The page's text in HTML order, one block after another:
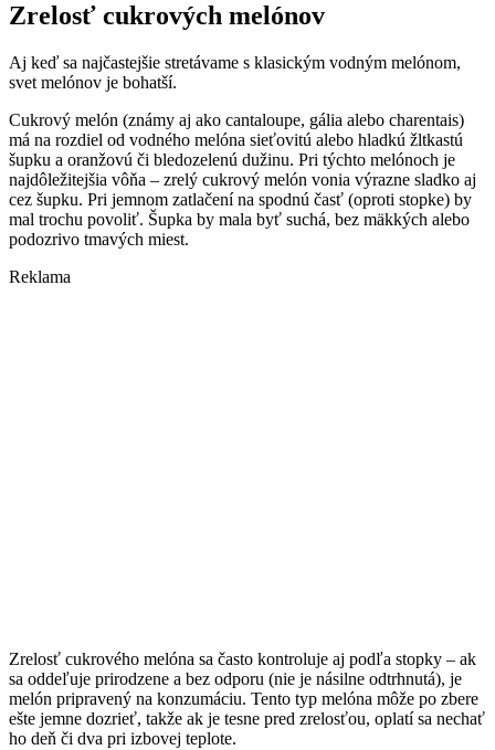
Zrelosť cukrových melónov
Aj keď sa najčastejšie stretávame s klasickým vodným melónom,
svet melónov je bohatší.
Cukrový melón (známy aj ako cantaloupe, gália alebo charentais)
má na rozdiel od vodného melóna sieťovitú alebo hladkú žltkastú
šupku a oranžovú či bledozelenú dužinu. Pri týchto melónoch je
najdôležitejšia vôňa – zrelý cukrový melón vonia výrazne sladko aj
cez šupku. Pri jemnom zatlačení na spodnú časť (oproti stopke) by
mal trochu povoliť. Šupka by mala byť suchá, bez mäkkých alebo
podozrivo tmavých miest.
Reklama
Zrelosť cukrového melóna sa často kontroluje aj podľa stopky – ak
sa oddeľuje prirodzene a bez odporu (nie je násilne odtrhnutá), je
melón pripravený na konzumáciu. Tento typ melóna môže po zbere
ešte jemne dozrieť, takže ak je tesne pred zrelosťou, oplatí sa nechať
ho deň či dva pri izbovej teplote.